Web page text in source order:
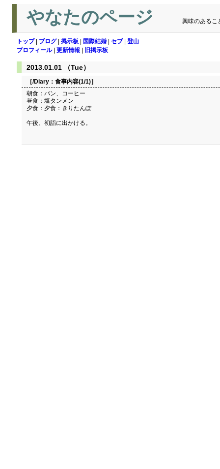
やなたのページ 興味のあるこ
トップ| ブログ| 掲示板 国際結婚 セブ| 登山
プロフィール| 更新情報 旧掲示板
2013.01.01 （Tue）
［/Diary： 食事内容(1/1)］
朝食：パン、コーヒー
昼食：塩タンメン
夕食：夕食：きりたんぽ
午後、初詣に出かける。